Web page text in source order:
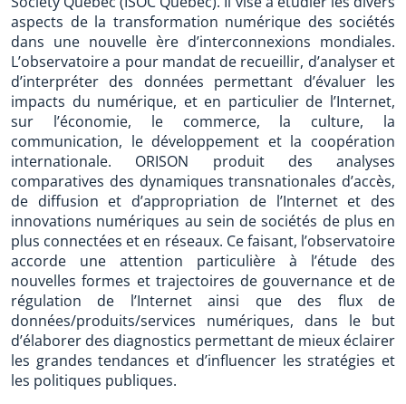
aspects de la transformation numérique des sociétés
dans une nouvelle ère d’interconnexions mondiales.
L’observatoire a pour mandat de recueillir, d’analyser et
d’interpréter des données permettant d’évaluer les
impacts du numérique, et en particulier de l’Internet,
sur l’économie, le commerce, la culture, la
communication, le développement et la coopération
internationale. ORISON produit des analyses
comparatives des dynamiques transnationales d’accès,
de diffusion et d’appropriation de l’Internet et des
innovations numériques au sein de sociétés de plus en
plus connectées et en réseaux. Ce faisant, l’observatoire
accorde une attention particulière à l’étude des
nouvelles formes et trajectoires de gouvernance et de
régulation de l’Internet ainsi que des flux de
données/produits/services numériques, dans le but
d’élaborer des diagnostics permettant de mieux éclairer
les grandes tendances et d’influencer les stratégies et
les politiques publiques.